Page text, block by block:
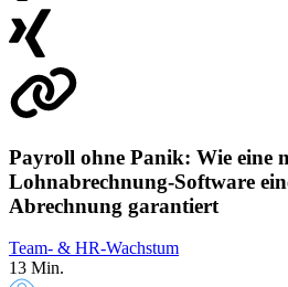
Payroll ohne Panik: Wie eine
Lohnabrechnung-Software
Abrechnung garantiert
Team- & HR-Wachstum
13 Min.